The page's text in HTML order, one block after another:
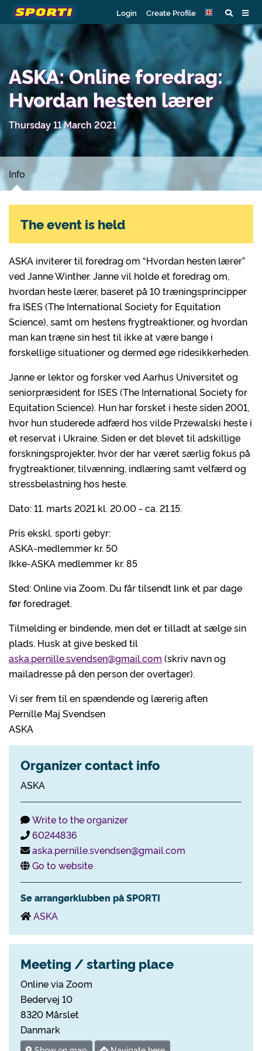
Login Create Profile
ASKA: Online foredrag:
Hvordan hesten lærer
Thursday 11 March 2021
Info
ASKA inviterer til foredrag om “Hvordan hesten lærer”
ved Janne Winther. Janne vil holde et foredrag om,
hvordan heste lærer, baseret på 10 træningsprincipper
fra ISES (The International Society for Equitation
Science), samt om hestens frygtreaktioner, og hvordan
man kan træne sin hest til ikke at være bange i
forskellige situationer og dermed øge ridesikkerheden.
Janne er lektor og forsker ved Aarhus Universitet og
seniorpræsident for ISES (The International Society for
Equitation Science). Hun har forsket i heste siden 2001,
hvor hun studerede adfærd hos vilde Przewalski heste i
et reservat i Ukraine. Siden er det blevet til adskillige
forskningsprojekter, hvor der har været særlig fokus på
frygtreaktioner, tilvænning, indlæring samt velfærd og
stressbelastning hos heste.
Dato: 11. marts 2021 kl. 20.00 - ca. 21.15.
Pris ekskl. sporti gebyr:
ASKA-medlemmer kr. 50
Ikke-ASKA medlemmer kr. 85
Sted: Online via Zoom. Du får tilsendt link et par dage
før foredraget.
Tilmelding er bindende, men det er tilladt at sælge sin
plads. Husk at give besked til
aska.pernille.svendsen@gmail.com (skriv navn og
mailadresse på den person der overtager).
Vi ser frem til en spændende og lærerig aften
Pernille Maj Svendsen
ASKA
Organizer contact info
ASKA
Write to the organizer
60244836
aska.pernille.svendsen@gmail.com
Go to website
Se arrangørklubben på SPORTI
ASKA
Meeting / starting place
Online via Zoom
Bedervej 10
8320 Mårslet
Danmark
The event is held